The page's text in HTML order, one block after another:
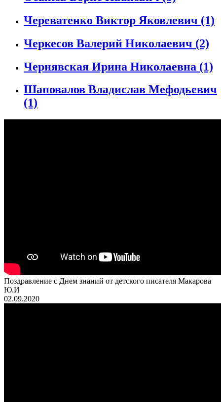
Череватенко Виктор Яковлевич (1)
Черкесов Валерий Николаевич (2)
Чернявская Ирина Николаевна (1)
Шаповалов Владислав Мефодьевич
(1)
Поздравление с Днем знаний от детского писателя Макарова
Ю.И
02.09.2020